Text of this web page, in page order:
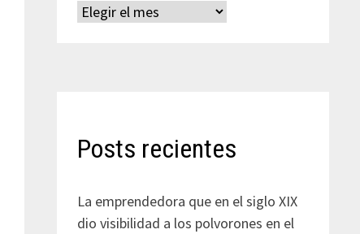
Archivos
Posts recientes
La emprendedora que en el siglo XIX
dio visibilidad a los polvorones en el